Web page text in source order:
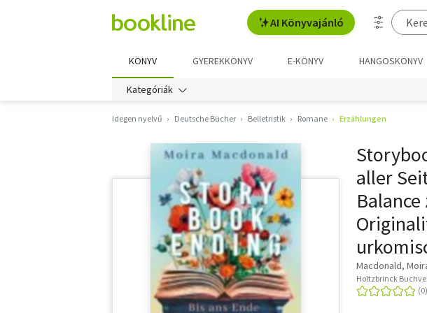
AI Könyvajánló
KÖNYV GYEREKKÖNYV E-KÖNYV HANGOSKÖNYV
Kategóriák
Idegen nyelvű Deutsche Bücher Belletristik Romane Erzählungen
aller
Macdonald,
Holtzbrinck